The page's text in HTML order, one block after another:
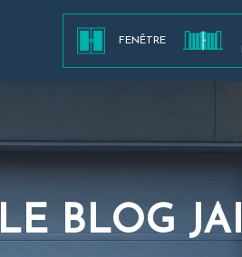
FENÊTRE
LE BLOG